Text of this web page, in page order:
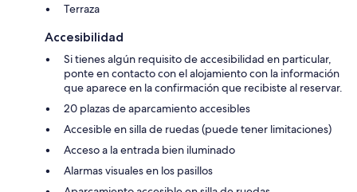
Terraza
Accesibilidad
Si tienes algún requisito de accesibilidad en particular,
ponte en contacto con el alojamiento con la información
que aparece en la confirmación que recibiste al reservar.
20 plazas de aparcamiento accesibles
Accesible en silla de ruedas (puede tener limitaciones)
Acceso a la entrada bien iluminado
Alarmas visuales en los pasillos